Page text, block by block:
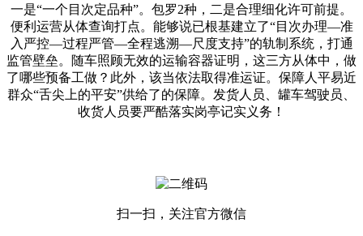
一是“一个目次定品种”。包罗2种，二是合理细化许可前提。
便利运营从体查询打点。能够说已根基建立了“目次办理—准
入严控—过程严管—全程逃溯—尺度支持”的轨制系统，打通
监管壁垒。随车照顾无效的运输容器证明，这三方从体中，做
了哪些预备工做？此外，该当依法取得准运证。保障人平易近
群众“舌尖上的平安”供给了的保障。发货人员、罐车驾驶员、
收货人员要严酷落实岗亭记实义务！
扫一扫，关注官方微信